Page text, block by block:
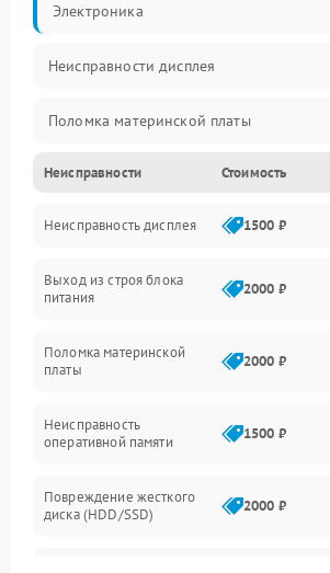
Электроника
Неисправности дисплея
Поломка материнской платы
Неисправность системы охлаждения
Неисправность BIOS
Повреждение корпуса
Повреждение разъёмов (USB, HDMI и др.)
Поломка видеокарты
Неисправности Стоимость
Неисправность дисплея 1500 ₽
Выход из строя блока
питания
2000 ₽
Поломка материнской
платы
2000 ₽
Неисправность
оперативной памяти
1500 ₽
Повреждение жесткого
диска (HDD/SSD)
2000 ₽